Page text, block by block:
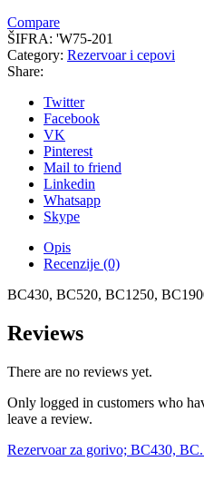
Compare
ŠIFRA: 'W75-201
Category: Rezervoar i cepovi
Share:
Twitter
Facebook
VK
Pinterest
Mail to friend
Linkedin
Whatsapp
Skype
Opis
Recenzije (0)
BC430, BC520, BC1250,
Reviews
There are no reviews yet.
Only logged in customers who
leave a review.
Rezervoar za gorivo; BC430,